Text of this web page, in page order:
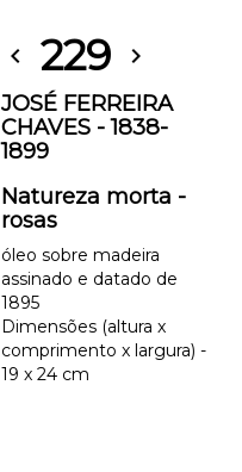
chevron_left 229 chevron_right
JOSÉ FERREIRA
CHAVES - 1838-
1899
Natureza morta -
rosas
óleo sobre madeira
assinado e datado de
1895
Dimensões (altura x
comprimento x largura) -
19 x 24 cm